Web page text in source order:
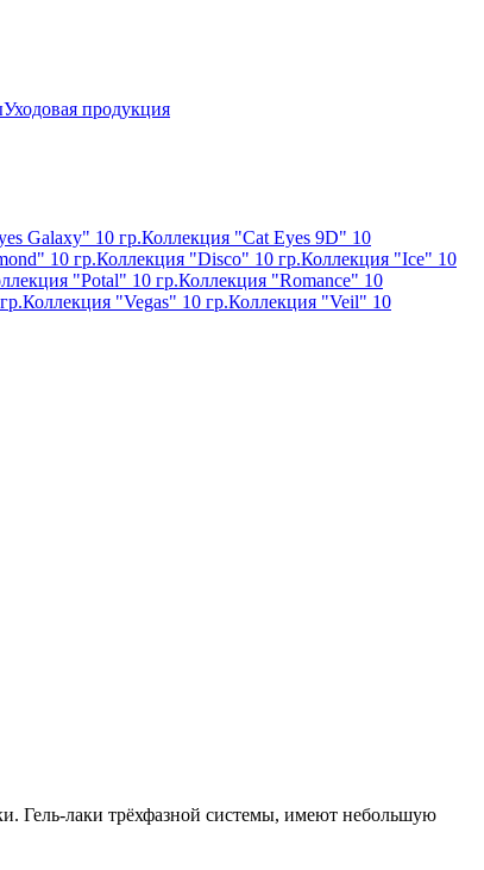
Уходовая продукция
Galaxy" 10 гр.Коллекция "Cat Eyes 9D" 10
10 гр.Коллекция "Disco" 10 гр.Коллекция "Ice" 10
"Potal" 10 гр.Коллекция "Romance" 10
Коллекция "Vegas" 10 гр.Коллекция "Veil" 10
Гель-лаки трёхфазной системы, имеют небольшую